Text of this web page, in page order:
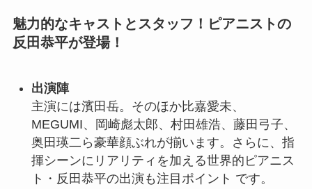
魅力的なキャストとスタッフ！ピアニストの
反田恭平が登場！
出演陣
主演には濱田岳。そのほか比嘉愛未、
MEGUMI、岡崎彪太郎、村田雄浩、藤田弓子、
奥田瑛二ら豪華顔ぶれが揃います。さらに、指
揮シーンにリアリティを加える世界的ピアニス
ト・反田恭平の出演も注目ポイント です。